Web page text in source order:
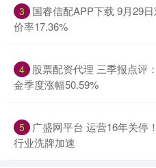
3
国睿信配APP下载 9月29
价率17.36%
4 股票配资代理 三季报点评
金季度涨幅50.59%
5 广盛网平台 运营16年关停
行业洗牌加速